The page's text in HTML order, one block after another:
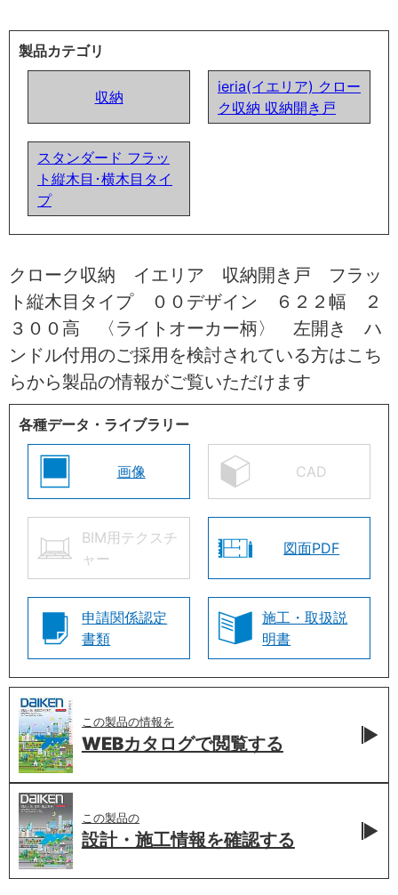
製品カテゴリ
収納
ieria(イエリア) クロー
ク収納 収納開き戸
スタンダード フラッ
ト縦木目･横木目タイ
プ
クローク収納 イエリア 収納開き戸 フラッ
ト縦木目タイプ ００デザイン ６２２幅 ２
３００高 〈ライトオーカー柄〉 左開き ハ
ンドル付用のご採用を検討されている方はこち
らから製品の情報がご覧いただけます
各種データ・ライブラリー
画像 CAD
BIM用テクスチ
ャー
図面PDF
申請関係認定
書類
施工・取扱説
明書
この製品の情報を
WEBカタログで閲覧する
この製品の
設計・施工情報を確認する